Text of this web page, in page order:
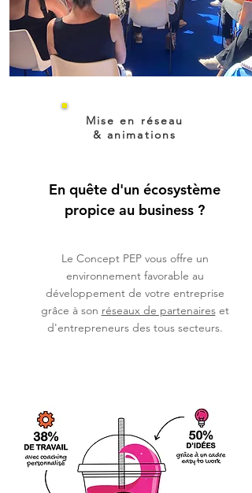
Mise en réseau
& animations
En quête d'un écosystème
propice au business ?
Le Concept PEP vous offre un
environnement favorable au
développement de votre entreprise
grâce à son réseaux de partenaireset
d'entrepreneurs des tous secteurs.